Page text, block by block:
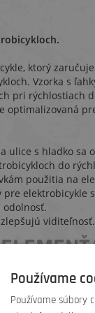
ktorý
Vzorka s
pri rýchlostiach
optimalizovaná
ulice s hladko sa
do
použitia na
pre
viditeľnosť.
nebolo vložené
Používame
Používame súbory